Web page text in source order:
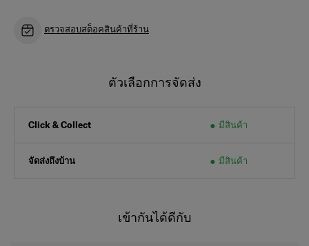
ตรวจสอบสต็อคสินค้าที่ร้าน
ตัวเลือกการจัดส่ง
Click & Collect มีสินค้า
จัดส่งถึงบ้าน มีสินค้า
เข้ากันได้ดีกับ